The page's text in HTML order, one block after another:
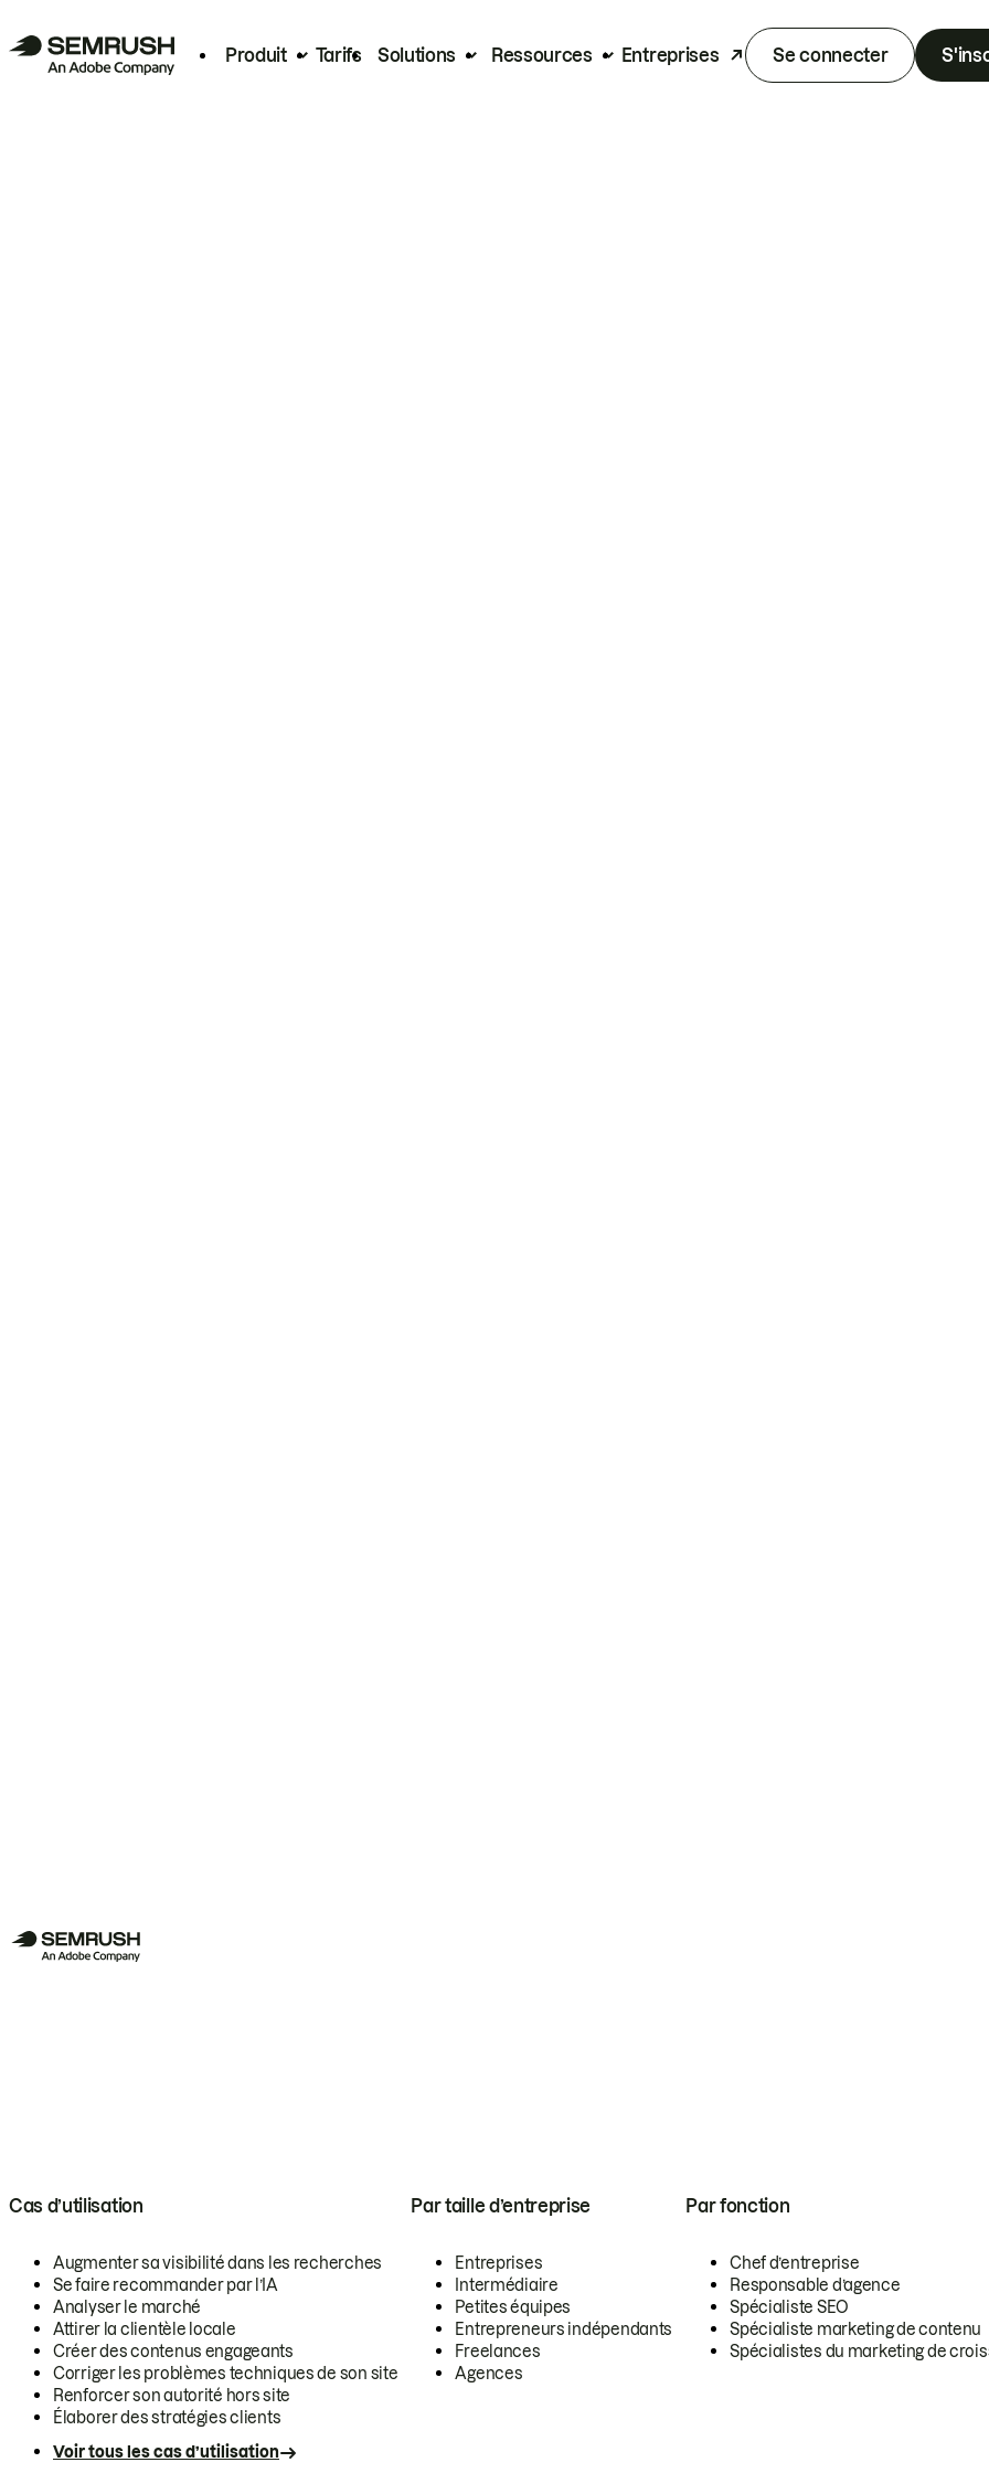
Produit Tarifs Solutions Ressources Entreprises Se connecter
Cas d’utilisation
Augmenter sa visibilité dans les recherches
Se faire recommander par l’IA
Analyser le marché
Attirer la clientèle locale
Créer des contenus engageants
Corriger les problèmes techniques de son site
Renforcer son autorité hors site
Élaborer des stratégies clients
Voir tous les cas d’utilisation
Par taille d’entreprise
Entreprises
Intermédiaire
Petites équipes
Entrepreneurs indépendants
Freelances
Agences
Par fonction
Chef d’entreprise
Responsable d’agence
Spécialiste SEO
Spécialiste marketing de contenu
Spécialistes du marketing de